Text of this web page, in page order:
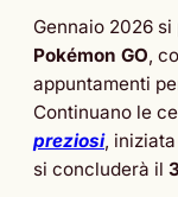
Gennaio 2026
Pokémon GO,
appuntamenti
Continuano le
preziosi,
si concluderà il